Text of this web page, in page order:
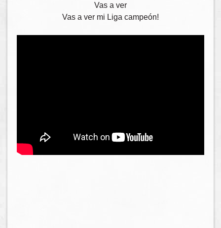
Vas a ver
Vas a ver mi Liga campeón!